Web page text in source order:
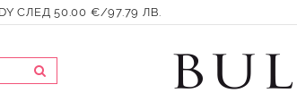
СЛЕД 50.00 €/97.79 ЛВ.